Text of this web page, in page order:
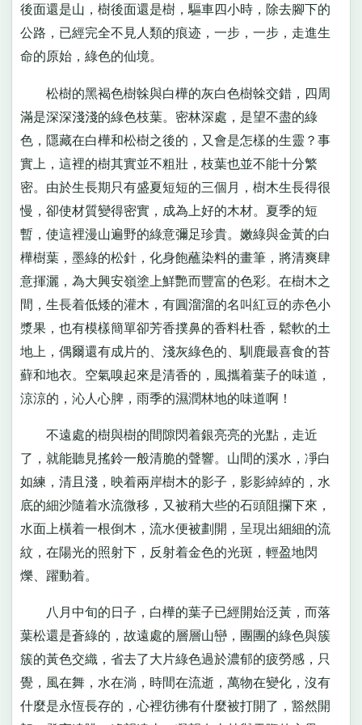
後面還是山，樹後面還是樹，驅車四小時，除去腳下的
公路，已經完全不見人類的痕迹，一步，一步，走進生
命的原始，綠色的仙境。
松樹的黑褐色樹榦與白樺的灰白色樹榦交錯，四周
滿是深深淺淺的綠色枝葉。密林深處，是望不盡的綠
色，隱藏在白樺和松樹之後的，又會是怎樣的生靈？事
實上，這裡的樹其實並不粗壯，枝葉也並不能十分繁
密。由於生長期只有盛夏短短的三個月，樹木生長得很
慢，卻使材質變得密實，成為上好的木材。夏季的短
暫，使這裡漫山遍野的綠意彌足珍貴。嫩綠與金黃的白
樺樹葉，墨綠的松針，化身飽蘸染料的畫筆，將清爽肆
意揮灑，為大興安嶺塗上鮮艷而豐富的色彩。在樹木之
間，生長着低矮的灌木，有圓溜溜的名叫紅豆的赤色小
漿果，也有模樣簡單卻芳香撲鼻的香料杜香，鬆軟的土
地上，偶爾還有成片的、淺灰綠色的、馴鹿最喜食的苔
蘚和地衣。空氣嗅起來是清香的，風攜着葉子的味道，
涼涼的，沁人心脾，雨季的濕潤林地的味道啊！
不遠處的樹與樹的間隙閃着銀亮亮的光點，走近
了，就能聽見搖鈴一般清脆的聲響。山間的溪水，凈白
如練，清且淺，映着兩岸樹木的影子，影影綽綽的，水
底的細沙隨着水流微移，又被稍大些的石頭阻攔下來，
水面上橫着一根倒木，流水便被劃開，呈現出細細的流
紋，在陽光的照射下，反射着金色的光斑，輕盈地閃
爍、躍動着。
八月中旬的日子，白樺的葉子已經開始泛黃，而落
葉松還是蒼綠的，故遠處的層層山巒，團團的綠色與簇
簇的黃色交織，省去了大片綠色過於濃郁的疲勞感，只
覺，風在舞，水在淌，時間在流逝，萬物在變化，沒有
什麼是永恆長存的，心裡彷彿有什麼被打開了，豁然開